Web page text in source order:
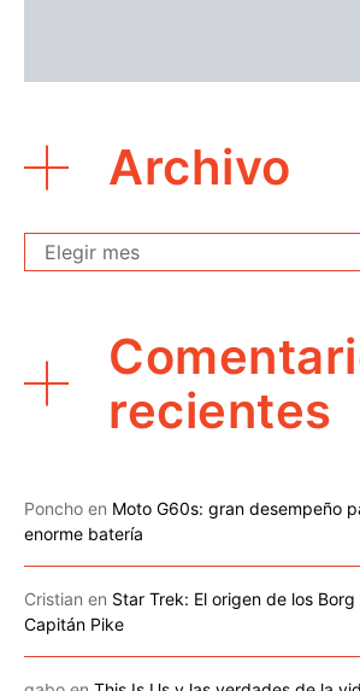
Archivo
Archivo
recientes
Poncho en Moto G60s: gran desempeño
enorme batería
Cristian en Star Trek: El origen de los
Capitán Pike